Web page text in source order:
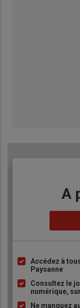
A
Liste
puce
Accédez à
Paysanne
Consultez le
numérique,
Ne manquez